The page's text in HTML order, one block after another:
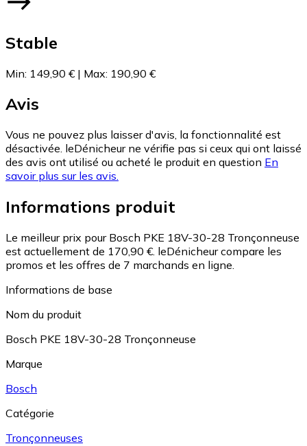
Stable
Min: 149,90 € | Max: 190,90 €
Avis
Vous ne pouvez plus laisser d'avis, la fonctionnalité est
désactivée. leDénicheur ne vérifie pas si ceux qui ont laissé
des avis ont utilisé ou acheté le produit en question En
savoir plus sur les avis.
Informations produit
Le meilleur prix pour Bosch PKE 18V-30-28 Tronçonneuse
est actuellement de 170,90 €. leDénicheur compare les
promos et les offres de 7 marchands en ligne.
Informations de base
Nom du produit
Bosch PKE 18V-30-28 Tronçonneuse
Marque
Bosch
Catégorie
Tronçonneuses